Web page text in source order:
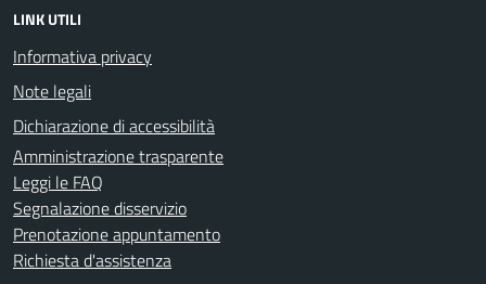
LINK UTILI
Informativa privacy
Note legali
Dichiarazione di accessibilità
Amministrazione trasparente
Leggi le FAQ
Segnalazione disservizio
Prenotazione appuntamento
Richiesta d'assistenza